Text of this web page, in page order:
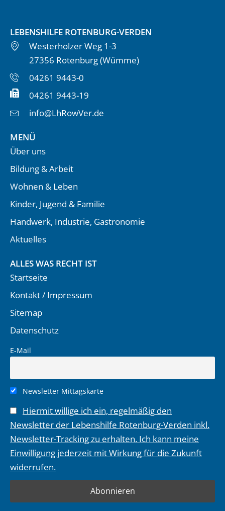
LEBENSHILFE ROTENBURG-VERDEN
Westerholzer Weg 1-3
27356 Rotenburg (Wümme)
04261 9443-0
04261 9443-19
info@LhRowVer.de
MENÜ
Über uns
Bildung & Arbeit
Wohnen & Leben
Kinder, Jugend & Familie
Handwerk, Industrie, Gastronomie
Aktuelles
ALLES WAS RECHT IST
Startseite
Kontakt / Impressum
Sitemap
Datenschutz
E-Mail
Newsletter Mittagskarte
Hiermit willige ich ein, regelmäßig den
Newsletter der Lebenshilfe Rotenburg-Verden inkl.
Newsletter-Tracking zu erhalten. Ich kann meine
Einwilligung jederzeit mit Wirkung für die Zukunft
widerrufen.